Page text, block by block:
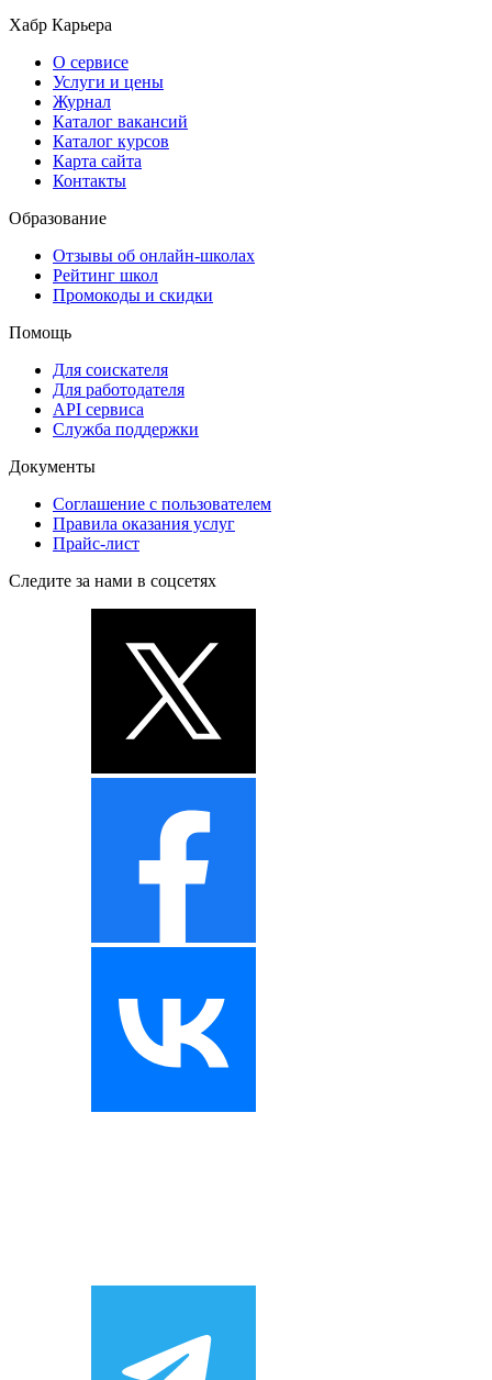
Хабр Карьера
О сервисе
Услуги и цены
Журнал
Каталог вакансий
Каталог курсов
Карта сайта
Контакты
Образование
Отзывы об онлайн-школах
Рейтинг школ
Промокоды и скидки
Помощь
Для соискателя
Для работодателя
API сервиса
Служба поддержки
Документы
Соглашение с пользователем
Правила оказания услуг
Прайс-лист
Следите за нами в соцсетях